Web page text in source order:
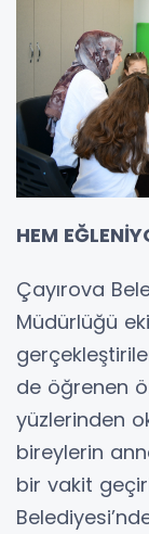
HEM
Çayırova
Müdürlüğü
de öğrenen
yüzlerinden
bireylerin
bir vakit